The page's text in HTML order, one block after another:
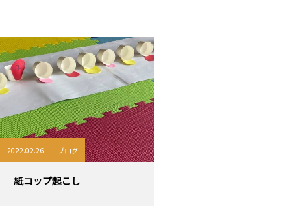
2022.02.26 ブログ
紙コップ起こし